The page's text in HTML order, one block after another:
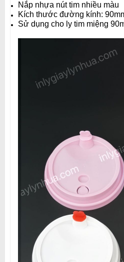
Nắp nhựa nút tim nhiều màu
Kích thước đường kính:
Sử dụng cho ly tim miệng